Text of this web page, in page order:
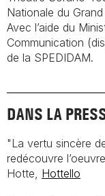
Nationale du
Avec l’aide du
Communication
de la SPEDIDAM.
DANS LA
"La vertu sincère
redécouvre
Hotte, Hottello